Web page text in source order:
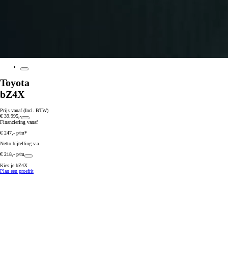
Toyota
bZ4X
Prijs vanaf (Incl. BTW)
€ 39.995,-
Financiering vanaf
€ 247,- p/m*
Netto bijtelling v.a.
€ 218,- p/m
Kies je bZ4X
Plan een proefrit